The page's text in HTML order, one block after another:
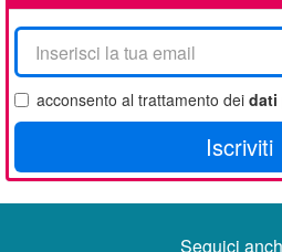
La
tua
email
acconsento al trattamento dei dati
Iscriviti
Seguici